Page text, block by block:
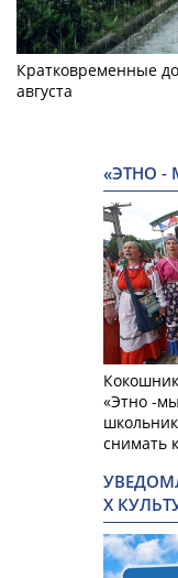
Кратковременные
августа
«ЭТНО -
«Этно -
снимать
Х